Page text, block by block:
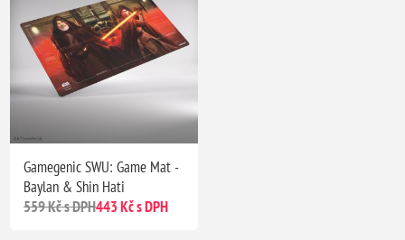
Gamegenic SWU: Game Mat -
Baylan & Shin Hati
559 Kč s DPH443 Kč s DPH